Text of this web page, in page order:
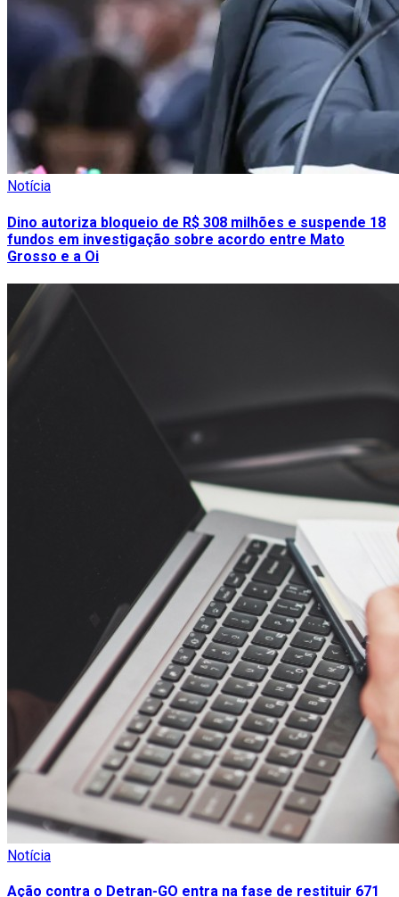
Notícia
Dino autoriza bloqueio de R$ 308 milhões e suspende 18
fundos em investigação sobre acordo entre Mato
Grosso e a Oi
Notícia
Ação contra o Detran-GO entra na fase de restituir 671